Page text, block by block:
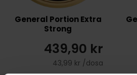
General Portion Extra
Strong
439,90 kr
43,99 kr /dosa